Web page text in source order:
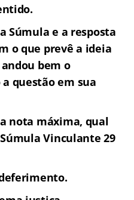
Súmula e a resposta
o que prevê a ideia
bem o
questão em sua
nota máxima, qual
Vinculante 29